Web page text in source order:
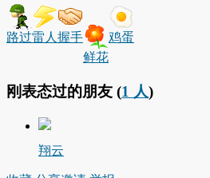
路过雷人 握手
鲜花
鸡蛋
刚表态过的朋友 (1 人)
翔云